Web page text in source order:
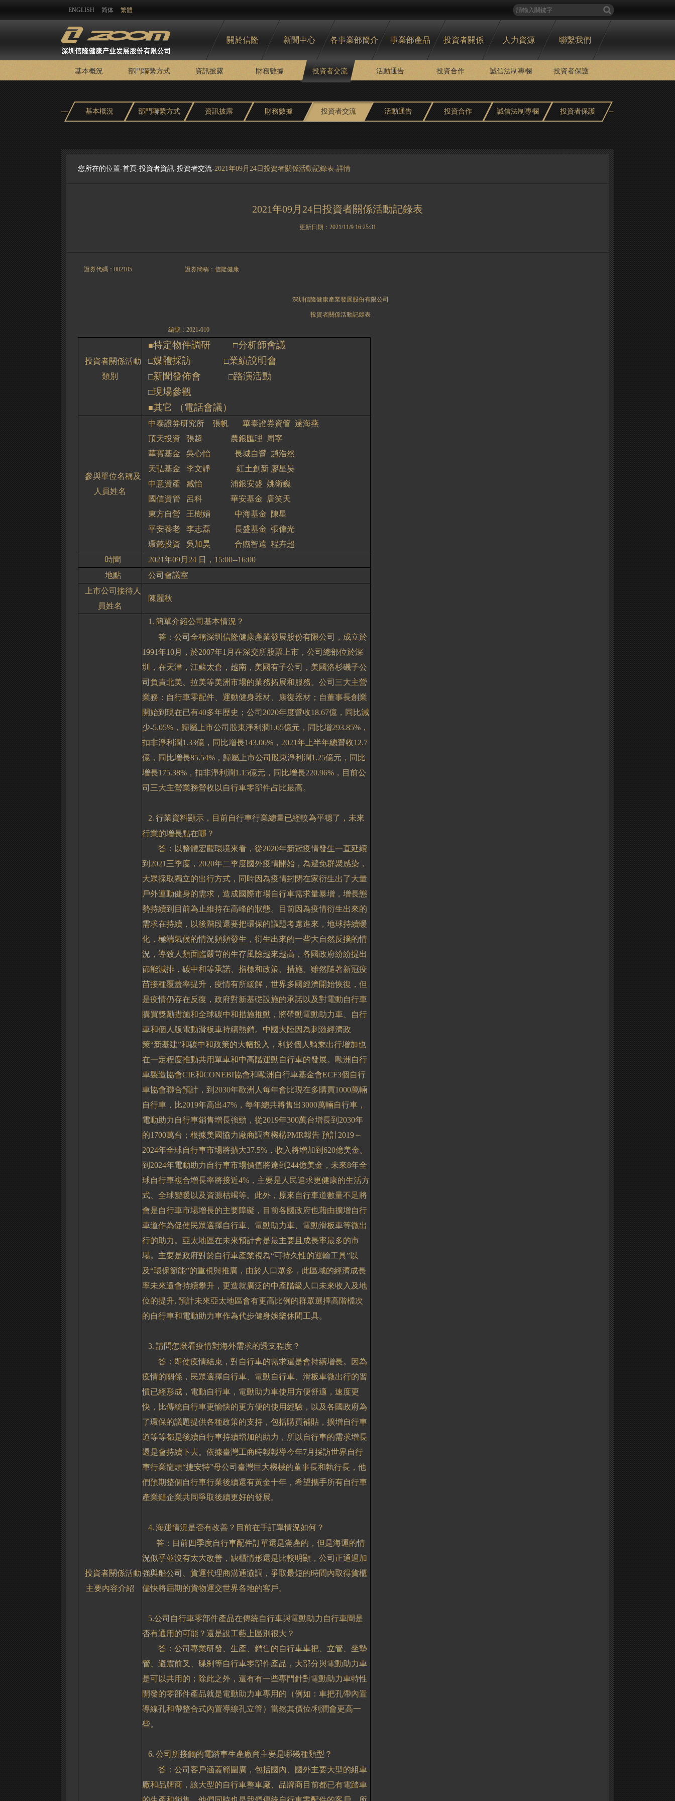
ENGLISH 简体 繁體
關於信隆 新聞中心 各事業部簡介 事業部產品 投資者關係 人力資源 聯繫我們
基本概況 部門聯繫方式 資訊披露 財務數據 投資者交流 活動通告 投資合作 誠信法制專欄 投資者保護
基本概況 部門聯繫方式 資訊披露 財務數據 投資者交流 活動通告 投資合作 誠信法制專欄 投資者保護
您所在的位置-首頁-投資者資訊-投資者交流-2021年09月24日投資者關係活動記錄表-詳情
2021年09月24日投資者關係活動記錄表
更新日期：2021/11/9 16:25:31
證券代碼：002105 證券簡稱：信隆健康
深圳信隆健康產業發展股份有限公司
投資者關係活動記錄表
編號：2021-010
投資者關係活動
類別
■特定物件調研 □分析師會議
□媒體採訪 □業績說明會
□新聞發佈會 □路演活動
□現場參觀
■其它 （ 電話會議）
參與單位名稱及
人員姓名
中泰證券研究所 張帆 華泰證券資管 逯海燕
頂天投資
張超 農銀匯理
周寧
華寶基金
吳心怡 長城自營 趙浩然
天弘基金
李文靜 紅土創新 廖星昊
中意資產
臧怡 浦銀安盛 姚衛巍
國信資管
呂科 華安基金
唐笑天
東方自營
王樹娟 中海基金
陳星
平安養老
李志磊 長盛基金 張偉光
環懿投資
吳加昊 合煦智遠 程卉超
時間
2021年09月 24 日， 15:00--16:00
地點
公司會議室
上市公司接待人
員姓名
陳麗秋
投資者關係活動
主要內容介紹
1. 簡單介紹公司基本情況？
答：公司全稱深圳信隆健康產業發展股份有限公司，成立於
1991年10月，於2007年1 月在深交所股票上市，公司總部位於深
圳，在天津，江蘇太倉，越南，美國有子公司，美國洛杉磯子公
司負責北美、拉美等美洲市場的業務拓展和服務。公司三大主營
業務：自行車零配件、運動健身器材、康復器材；自董事長創業
開始到現在已有40多年歷史；公司 2020年度營收18.67億，同比減
少-5.05% ，歸屬上市公司股東淨利潤1.65億元，同比增293.85% ，
扣非淨利潤1.33億，同比增長143.06% ， 2021年上半年總營收12.7
億，同比增長85.54% ，歸屬上市公司股東淨利潤1.25億元，同比
增長175.38% ，扣非淨利潤1.15億元，同比增長220.96% ，目前公
司三大主營業務營收以自行車零部件占比最高。
2. 行業資料顯示，目前自行車行業總量已經較為平穩了，未來
行業的增長點在哪？
答：以整體宏觀環境來看，從2020年新冠疫情發生一直延續
到 2021 三季度， 2020年二季度國外疫情開始，為避免群聚感染，
大眾採取獨立的出行方式，同時因為疫情封閉在家衍生出了大量
戶外運動健身的需求，造成國際市場自行車需求量暴增，增長態
勢持續到目前為止維持在高峰的狀態。目前因為疫情衍生出來的
需求在持續，以後階段還要把環保的議題考慮進來，地球持續暖
化，極端氣候的情況頻頻發生，衍生出來的一些大自然反撲的情
況，導致人類面臨嚴苛的生存風險越來越高，各國政府紛紛提出
節能減排，碳中和等承諾、指標和政策、措施。雖然隨著新冠疫
苗接種覆蓋率提升，疫情有所緩解，世界多國經濟開始恢復，但
是疫情仍存在反復，政府對新基礎設施的承諾以及對電動自行車
購買獎勵措施和全球碳中和措施推動，將帶動電動助力車、自行
車和個人版電動滑板車持續熱銷。中國大陸因為刺激經濟政
策“新基建”和碳中和政策的大幅投入，利於個人騎乘出行增加也
在一定程度推動共用單車和中高階運動自行車的發展。歐洲自行
車製造協會CIE和CONEBI協會和歐洲自行車基金會ECF3個自行
車協會聯合預計，到 2030年歐洲人每年會比現在多購買1000萬輛
自行車，比2019年高出47% ，每年總共將售出3000萬輛自行車，
電動助力自行車銷售增長強勁，從2019年300萬台增長到 2030年
的1700萬台；根據美國協力廠商調查機構PMR報告 預計2019～
2024年全球自行車市場將擴大37.5% ，收入將增加到 620億美金。
到 2024年電動助力自行車市場價值將達到 244億美金，未來8年全
球自行車複合增長率將接近4% ，主要是人民追求更健康的生活方
式、全球變暖以及資源枯竭等。此外，原來自行車道數量不足將
會是自行車市場增長的主要障礙，目前各國政府也藉由擴增自行
車道作為促使民眾選擇自行車、電動助力車、電動滑板車等微出
行的助力。亞太地區在未來預計會是最主要且成長率最多的市
場。主要是政府對於自行車產業視為“可持久性的運輸工具”以
及“環保節能”的重視與推廣，由於人口眾多，此區域的經濟成長
率未來還會持續攀升，更造就廣泛的中產階級人口未來收入及地
位的提升, 預計未來亞太地區會有更高比例的群眾選擇高階檔次
的自行車和電動助力車作為代步健身娛樂休閒工具。
3. 請問怎麼看疫情對海外需求的透支程度？
答：即使疫情結束，對自行車的需求還是會持續增長。因為
疫情的關係，民眾選擇自行車、電動自行車、滑板車微出行的習
慣已經形成，電動自行車，電動助力車使用方便舒適，速度更
快，比傳統自行車更愉快的更方便的使用經驗，以及各國政府為
了環保的議題提供各種政策的支持，包括購買補貼，擴增自行車
道等等都是後續自行車持續增加的助力，所以自行車的需求增長
還是會持續下去。依據臺灣工商時報報導今年7月採訪世界自行
車行業龍頭“捷安特”母公司臺灣巨大機械的董事長和執行長，他
們預期整個自行車行業後續還有黃金十年，希望攜手所有自行車
產業鏈企業共同爭取後續更好的發展。
4. 海運情況是否有改善？目前在手訂單情況如何？
答：目前四季度自行車配件訂單還是滿產的，但是海運的情
況似乎並沒有太大改善，缺櫃情形還是比較明顯，公司正通過加
強與船公司、貨運代理商溝通協調，爭取最短的時間內取得貨櫃
儘快將屆期的貨物運交世界各地的客戶。
5.公司 自行車零部件產品在傳統自行車與電動助力自行車間是
否有通用的可能？還是說工藝上區別很大？
答：公司專業研發、生產、銷售的自行車車把、立管、坐墊
管、避震前叉、碟刹等自行車零部件產品，大部分與電動助力車
是可以共用的；除此之外，還有有一些專門針對電動助力車特性
開發的零部件產品就是電動助力車專用的（例如：車把孔帶內置
導線孔和帶整合式內置導線孔立管）當然其價位/利潤會更高一
些。
6. 公司所接觸的電踏車生產廠商主要是哪幾種類型？
答：公司客戶涵蓋範圍廣，包括國內、國外主要大型的組車
廠和品牌商，該大型的自行車整車廠、品牌商目前都已有電踏車